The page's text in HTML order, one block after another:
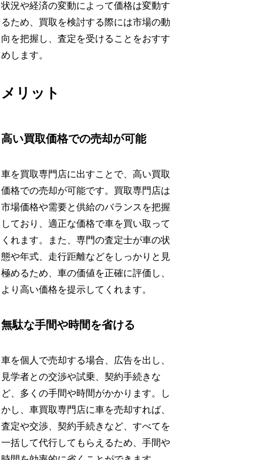
状況や経済の変動によって価格は変動す
るため、買取を検討する際には市場の動
向を把握し、査定を受けることをおすす
めします。
メリット
高い買取価格での売却が可能
車を買取専門店に出すことで、高い買取
価格での売却が可能です。買取専門店は
市場価格や需要と供給のバランスを把握
しており、適正な価格で車を買い取って
くれます。また、専門の査定士が車の状
態や年式、走行距離などをしっかりと見
極めるため、車の価値を正確に評価し、
より高い価格を提示してくれます。
無駄な手間や時間を省ける
車を個人で売却する場合、広告を出し、
見学者との交渉や試乗、契約手続きな
ど、多くの手間や時間がかかります。し
かし、車買取専門店に車を売却すれば、
査定や交渉、契約手続きなど、すべてを
一括して代行してもらえるため、手間や